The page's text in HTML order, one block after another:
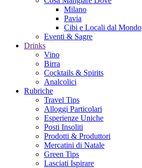
Milano
Pavia
Cibi e Locali dal Mondo
Eventi & Sagre
Drinks
Vino
Birra
Cocktails & Spirits
Analcolici
Rubriche
Travel Tips
Alloggi Particolari
Esperienze Uniche
Posti Insoliti
Prodotti & Produttori
Mercatini di Natale
Green Tips
Lasciati Ispirare